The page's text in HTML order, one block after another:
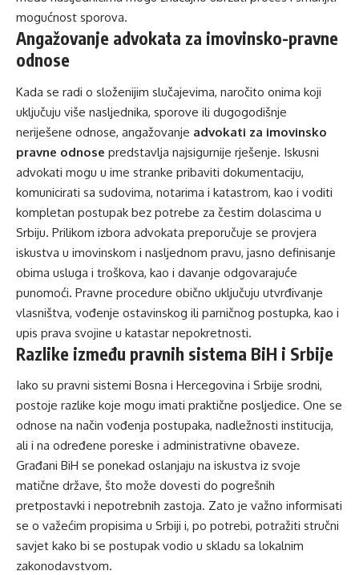
mogućnost sporova.
Angažovanje advokata za imovinsko-pravne
odnose
Kada se radi o složenijim slučajevima, naročito onima koji
uključuju više nasljednika, sporove ili dugogodišnje
neriješene odnose, angažovanje advokati za imovinsko
pravne odnose predstavlja najsigurnije rješenje. Iskusni
advokati mogu u ime stranke pribaviti dokumentaciju,
komunicirati sa sudovima, notarima i katastrom, kao i voditi
kompletan postupak bez potrebe za čestim dolascima u
Srbiju. Prilikom izbora advokata preporučuje se provjera
iskustva u imovinskom i nasljednom pravu, jasno definisanje
obima usluga i troškova, kao i davanje odgovarajuće
punomoći. Pravne procedure obično uključuju utvrđivanje
vlasništva, vođenje ostavinskog ili parničnog postupka, kao i
upis prava svojine u katastar nepokretnosti.
Razlike između pravnih sistema BiH i Srbije
Iako su pravni sistemi Bosna i Hercegovina i Srbije srodni,
postoje razlike koje mogu imati praktične posljedice. One se
odnose na način vođenja postupaka, nadležnosti institucija,
ali i na određene poreske i administrativne obaveze.
Građani BiH se ponekad oslanjaju na iskustva iz svoje
matične države, što može dovesti do pogrešnih
pretpostavki i nepotrebnih zastoja. Zato je važno informisati
se o važećim propisima u Srbiji i, po potrebi, potražiti stručni
savjet kako bi se postupak vodio u skladu sa lokalnim
zakonodavstvom.